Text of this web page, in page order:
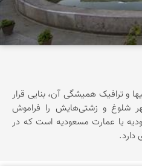
و ترافیک همیشگی آن، بنایی قرار
شلوغ و زشتی‌هایش را فراموش
یا عمارت مسعودیه است که در
دارد.